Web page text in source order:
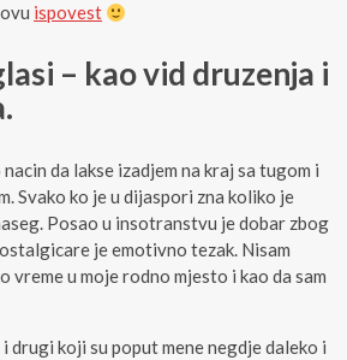
ispovest
– kao vid druzenja i
da lakse izadjem na kraj sa tugom i
Svako ko je u dijaspori zna koliko je
Posao u insotranstvu je dobar zbog
je emotivno tezak. Nisam
vreme u moje rodno mjesto i kao da sam
drugi koji su poput mene negdje daleko i